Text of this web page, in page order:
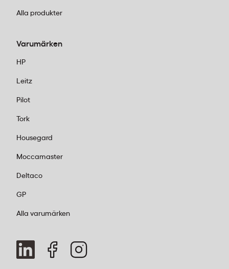
Alla produkter
Varumärken
HP
Leitz
Pilot
Tork
Housegard
Moccamaster
Deltaco
GP
Alla varumärken